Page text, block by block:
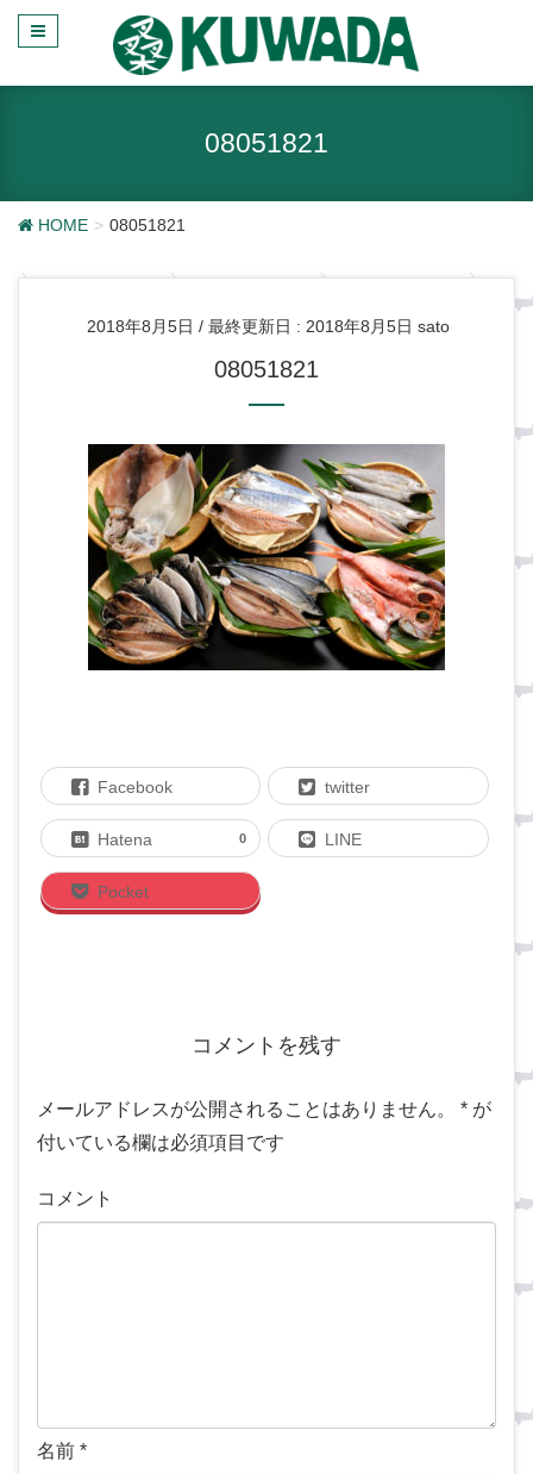
08051821
HOME 08051821
2018年8月5日 / 最終更新日 : 2018年8月5日 sato
08051821
Facebook twitter
Hatena 0 LINE
Pocket
コメントを残す
メールアドレスが公開されることはありません。 * が
付いている欄は必須項目です
コメント
名前 *